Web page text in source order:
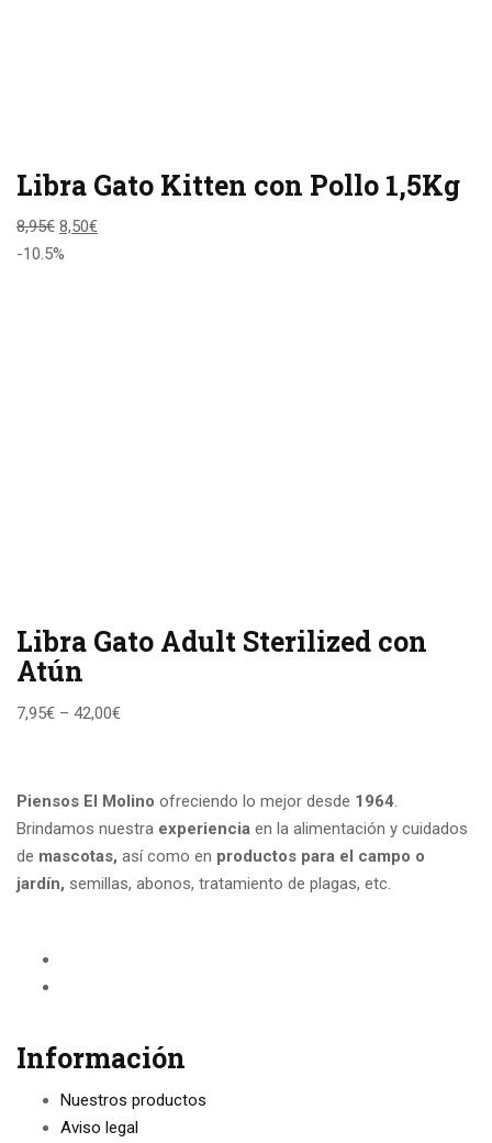
Libra Gato Kitten con Pollo 1,5Kg
8,95€ 8,50€
-10.5%
Libra Gato Adult Sterilized con
Atún
7,95€ – 42,00€
Piensos El Molino ofreciendo lo mejor desde 1964
Brindamos nuestra experiencia en la alimentación y cuidados
de mascotas, así como en productos para el campo o
jardín, semillas, abonos, tratamiento de plagas, etc.
Información
Nuestros productos
Aviso legal